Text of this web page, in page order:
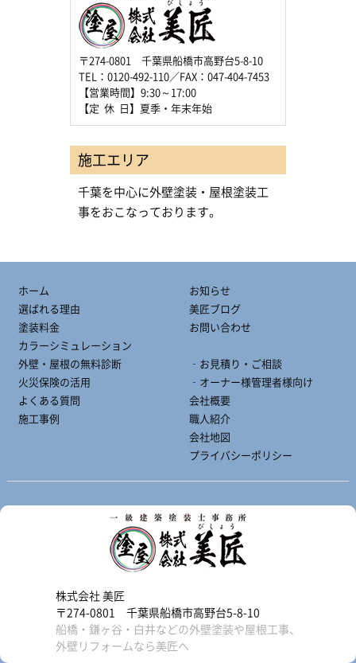
〒274-0801 千葉県船橋市高野台5-8-10
TEL：0120-492-110／FAX：047-404-7453
【営業時間】9:30～17:00
【定 休 日】夏季・年末年始
施工エリア
千葉を中心に外壁塗装・屋根塗装工
事をおこなっております。
ホーム
選ばれる理由
塗装料金
カラーシミュレーション
外壁・屋根の無料診断
火災保険の活用
よくある質問
施工事例
お知らせ
美匠ブログ
お問い合わせ
‐お見積り・ご相談
‐オーナー様管理者様向け
会社概要
職人紹介
会社地図
プライバシーポリシー
株式会社 美匠
〒274-0801 千葉県船橋市高野台5-8-10
船橋・鎌ヶ谷・白井などの外壁塗装や屋根工事、
外壁リフォームなら美匠へ